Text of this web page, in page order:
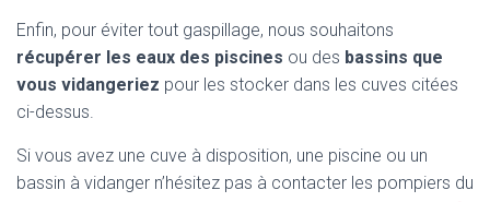
Enfin, pour éviter tout gaspillage, nous souhaitons
récupérer les eaux des piscines ou des bassins que
vous vidangeriez pour les stocker dans les cuves citées
ci-dessus.
Si vous avez une cuve à disposition, une piscine ou un
bassin à vidanger n’hésitez pas à contacter les pompiers du